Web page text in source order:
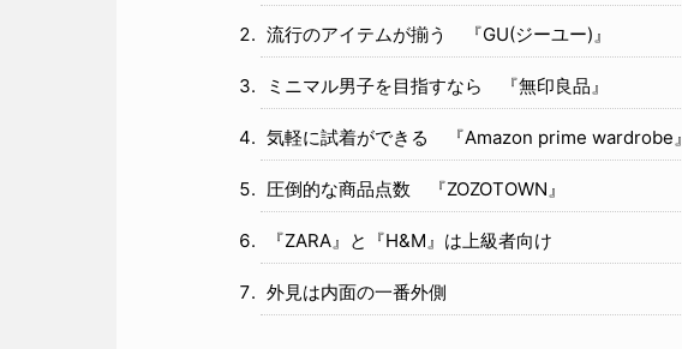
流行のアイテムが揃う 『GU(ジーユー)』
ミニマル男子を目指すなら 『無印良品』
気軽に試着ができる 『Amazon prime wardrobe』
圧倒的な商品点数 『ZOZOTOWN』
『ZARA』と『H&M』は上級者向け
外見は内面の一番外側